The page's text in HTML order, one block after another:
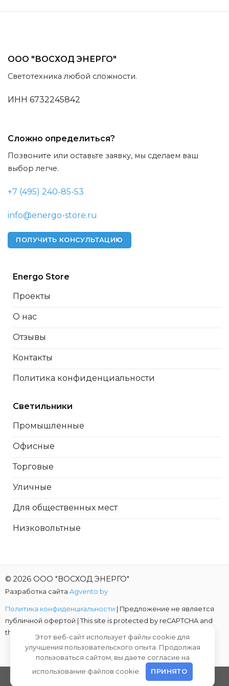
ООО "ВОСХОД ЭНЕРГО"
Светотехника любой сложности.
ИНН 6732245842
Energo Store
Проекты
О нас
Отзывы
Контакты
Политика конфиденциальности
Светильники
Промышленные
Офисные
Торговые
Уличные
Для общественных мест
Низковольтные
Сложно определиться?
Позвоните или оставьте заявку, мы сделаем ваш
выбор легче.
+7 (495) 240-85-53
info@energo-store.ru
ПОЛУЧИТЬ КОНСУЛЬТАЦИЮ
© 2026 ООО "ВОСХОД ЭНЕРГО"
Разработка сайта Agvento.by
Политика конфиденциальности | Предложение не является
публичной офертой | This site is protected by reCAPTCHA and
the Google
Privacy Policy
Этот веб-сайт использует файлы cookie для
улучшения пользовательского опыта. Продолжая
пользоваться сайтом, вы даете согласие на
использование файлов cookie.
ПРИНЯТО